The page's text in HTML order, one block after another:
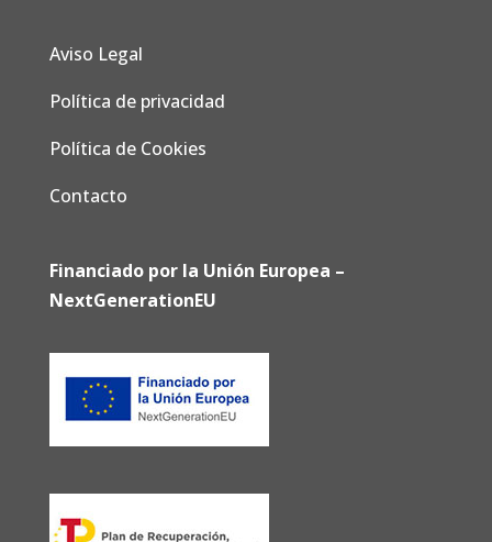
Aviso Legal
Política de privacidad
Política de Cookies
Contacto
Financiado por la Unión Europea –
NextGenerationEU